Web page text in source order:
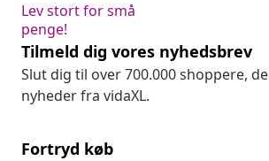
Lev stort for små
penge!
Tilmeld dig vores nyhedsbrev
Slut dig til over 700.000 shoppere,
nyheder fra vidaXL.
Fortryd køb